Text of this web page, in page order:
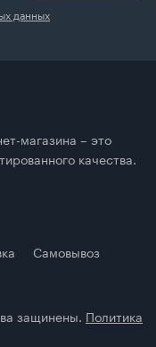
данных
магазина – это
качества.
Самовывоз
защинены. Политика